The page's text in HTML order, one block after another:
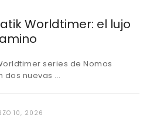
Worldtimer: el lujo
series de Nomos
dos nuevas ...
10, 2026